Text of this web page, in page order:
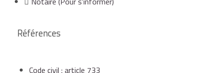
succession
Références
Code civil : article 733